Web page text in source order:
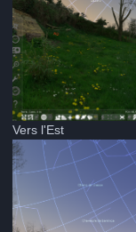
Vers l'Est